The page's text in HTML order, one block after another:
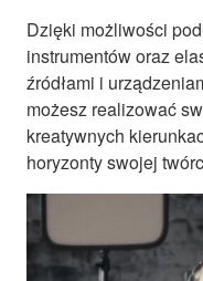
Dzięki możliwości
instrumentów oraz
źródłami i
możesz realizować
kreatywnych
horyzonty swojej